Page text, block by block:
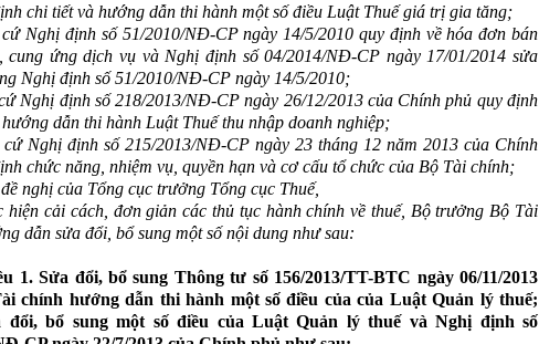
chi tiết và hướng dẫn thi hành một số điều Luật Thuế giá trị gia tăng;
cứ Nghị định số 51/2010/NĐ-CP ngày 14/5/2010 quy định về hóa đơn bán
cung ứng dịch vụ và Nghị định số 04/2014/NĐ-CP ngày 17/01/2014 sửa
Nghị định số 51/2010/NĐ-CP ngày 14/5/2010;
Nghị định số 218/2013/NĐ-CP ngày 26/12/2013 của Chính phủ quy định
dẫn thi hành Luật Thuế thu nhập doanh nghiệp;
cứ Nghị định số 215/2013/NĐ-CP ngày 23 tháng 12 năm 2013 của Chính
chức năng, nhiệm vụ, quyền hạn và cơ cấu tổ chức của Bộ Tài chính;
nghị của Tổng cục trưởng Tổng cục Thuế,
hiện cải cách, đơn giản các thủ tục hành chính về thuế, Bộ trưởng Bộ Tài
dẫn sửa đổi, bổ sung một số nội dung như sau:
1. Sửa đổi, bổ sung Thông tư số 156/2013/TT-BTC ngày 06/11/2013
chính hướng dẫn thi hành một số điều của của Luật Quản lý thuế;
đổi, bổ sung một số điều của Luật Quản lý thuế và Nghị định số